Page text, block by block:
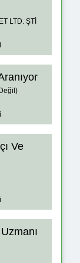
LTD. ŞTİ
Ve